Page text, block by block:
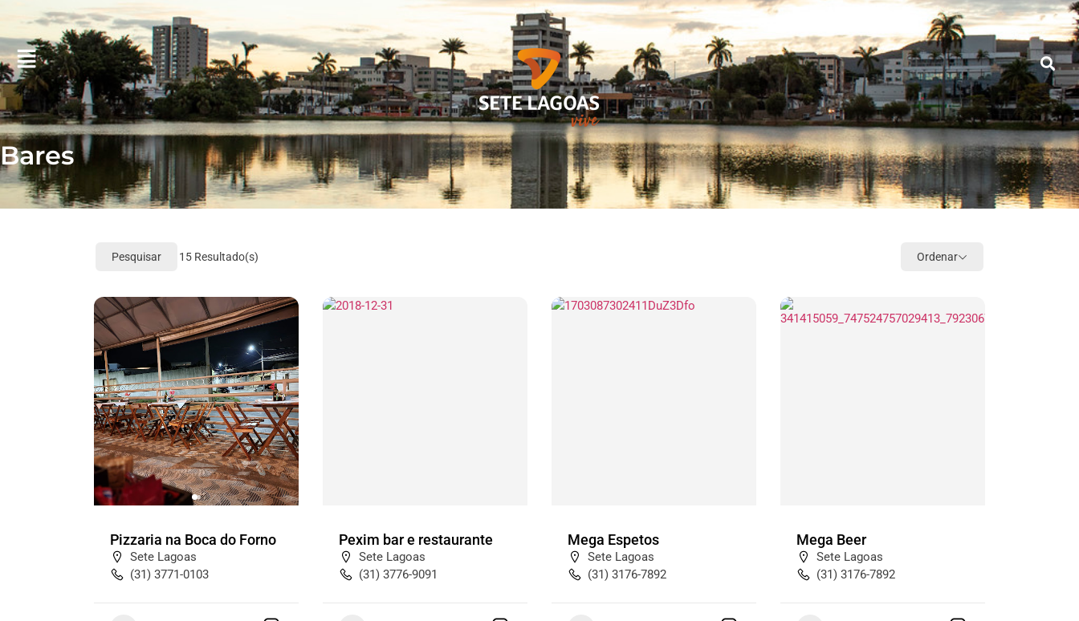
Quem somos Sete Lagoas Gastronomia Onde Ficar
Bares
Pesquisar 15 Resultado(s) Ordenar
Pizzaria na Boca do Forno
Sete Lagoas
(31) 3771-0103
Pexim bar e restaurante
Sete Lagoas
(31) 3776-9091
Mega Espetos
Sete Lagoas
(31) 3176-7892
Mega Beer
Sete Lagoas
(31) 3176-7892